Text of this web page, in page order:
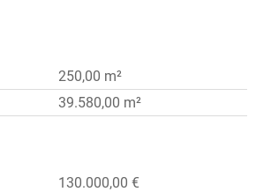
250,00 m²
39.580,00 m²
130.000,00 €